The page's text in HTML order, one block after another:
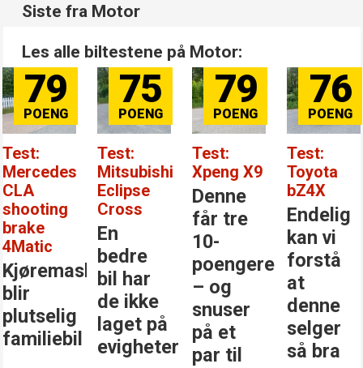
Siste fra Motor
Les alle biltestene på Motor:
79
Test:
Mercedes
CLA
shooting
brake
4Matic
Kjøremaskinen
blir
plutselig
familiebil
75
Test:
Mitsubishi
Eclipse
Cross
En
bedre
bil har
de ikke
laget på
evigheter
79
Test:
Xpeng X9
Denne
får tre
10-
poengere
– og
snuser
på et
par til
76
Test:
Toyota
bZ4X
Endelig
kan vi
forstå
at
denne
selger
så bra